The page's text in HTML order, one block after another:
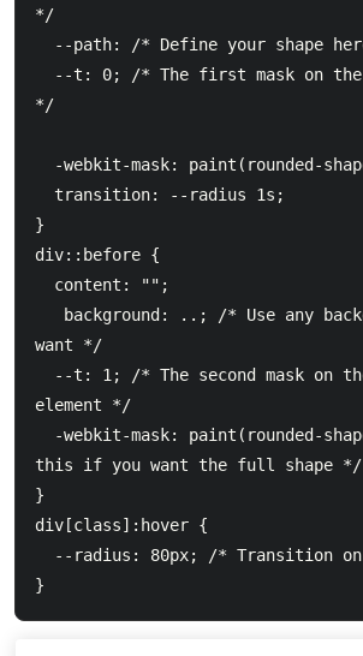
*/
*/
}
div::before {
want */
element */
this if you want the full shape */
}
div[class]:hover {
}